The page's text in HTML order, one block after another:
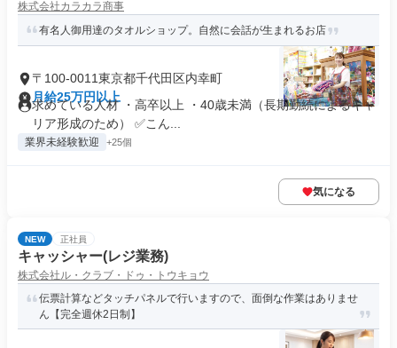
株式会社カラカラ商事
有名人御用達のタオルショップ。自然に会話が生まれるお店
〒100-0011東京都千代田区内幸町
月給25万円以上
求めている人材 ・高卒以上 ・40歳未満（長期勤続によるキャ
リア形成のため） ✅こん...
業界未経験歓迎 +25個
気になる
NEW 正社員
キャッシャー(レジ業務)
株式会社ル・クラブ・ドゥ・トウキョウ
伝票計算などタッチパネルで行いますので、面倒な作業はありませ
ん【完全週休2日制】